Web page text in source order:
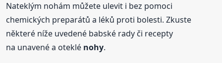
Nateklým nohám můžete ulevit i bez pomoci
chemických preparátů a léků proti bolesti. Zkuste
některé níže uvedené babské rady či recepty
na unavené a oteklé nohy.